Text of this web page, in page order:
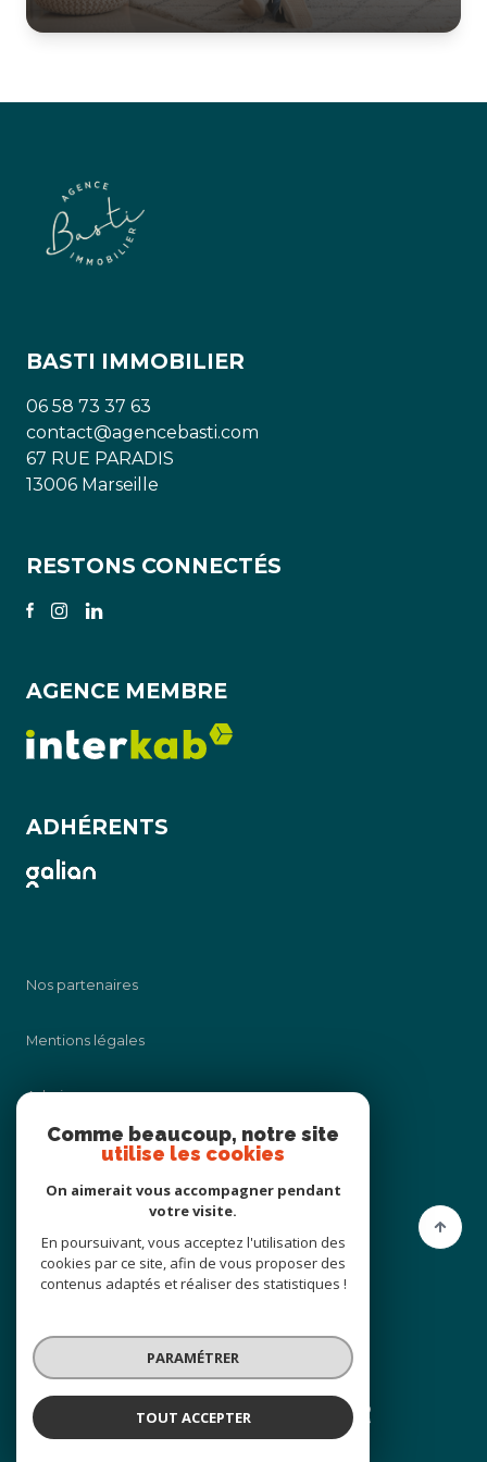
BASTI IMMOBILIER
06 58 73 37 63
contact@agencebasti.com
67 RUE PARADIS
13006 Marseille
RESTONS CONNECTÉS
AGENCE MEMBRE
ADHÉRENTS
Nos partenaires
Mentions légales
Admin
Nos honoraires
Cookies
© 2026 | Tous droits réservés
Réalisé par
Comme beaucoup, notre site
utilise les cookies
On aimerait vous accompagner pendant
votre visite.
En poursuivant, vous acceptez l'utilisation des
cookies par ce site, afin de vous proposer des
contenus adaptés et réaliser des statistiques !
PARAMÉTRER
TOUT ACCEPTER